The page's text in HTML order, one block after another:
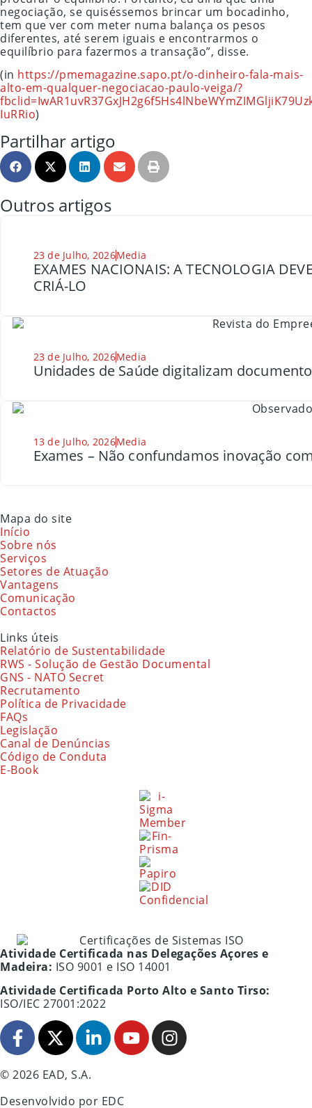
negociação, se quiséssemos brincar um bocadinho,
tem que ver com meter numa balança os pesos
diferentes, até serem iguais e encontrarmos o
equilíbrio para fazermos a transação”, disse.
(in https://pmemagazine.sapo.pt/o-dinheiro-fala-mais-
alto-em-qualquer-negociacao-paulo-veiga/?
IuRRio)
Partilhar artigo
Outros artigos
23 de Julho, 2026Media
EXAMES NACIONAIS: A TECNOLOGIA
CRIÁ-LO
23 de Julho, 2026Media
Unidades de Saúde digitalizam
13 de Julho, 2026Media
Exames – Não confundamos inovação
Mapa do site
Início
Sobre nós
Serviços
Setores de Atuação
Vantagens
Comunicação
Contactos
Links úteis
Relatório de Sustentabilidade
RWS - Solução de Gestão Documental
GNS - NATO Secret
Recrutamento
Política de Privacidade
FAQs
Legislação
Canal de Denúncias
Código de Conduta
E-Book
Atividade Certificada nas Delegações Açores e
Madeira: ISO 9001 e ISO 14001
Atividade Certificada Porto Alto e Santo Tirso:
ISO/IEC 27001:2022
© 2026 EAD, S.A.
Desenvolvido por EDC